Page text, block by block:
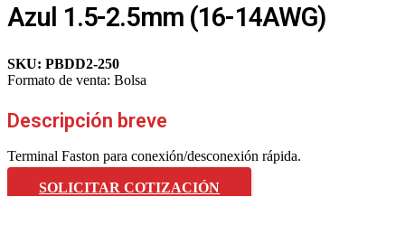
Azul 1.5-2.5mm (16-14AWG)
SKU: PBDD2-250
Formato de venta: Bolsa
Descripción breve
Terminal Faston para conexión/desconexión rápida.
SOLICITAR COTIZACIÓN